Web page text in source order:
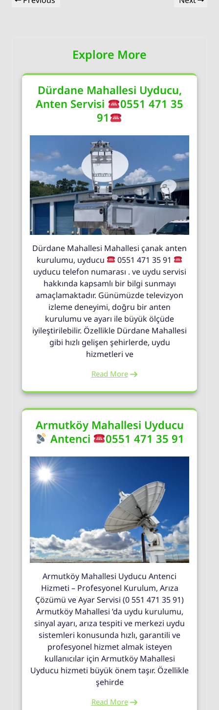
gezinmesi
Explore More
Dürdane Mahallesi Uyducu,
Anten Servisi
0551 471 35
91
Dürdane Mahallesi Mahallesi çanak anten
kurulumu, uyducu
0551 471 35 91
uyducu telefon numarası . ve uydu servisi
hakkında kapsamlı bir bilgi sunmayı
amaçlamaktadır. Günümüzde televizyon
izleme deneyimi, doğru bir anten
kurulumu ve ayarı ile büyük ölçüde
iyileştirilebilir. Özellikle Dürdane Mahallesi
gibi hızlı gelişen şehirlerde, uydu
hizmetleri ve
Read More
Armutköy Mahallesi Uyducu
Antenci
0551 471 35 91
Armutköy Mahallesi Uyducu Antenci
Hizmeti – Profesyonel Kurulum, Arıza
Çözümü ve Ayar Servisi (0 551 471 35 91)
Armutköy Mahallesi ’da uydu kurulumu,
sinyal ayarı, arıza tespiti ve merkezi uydu
sistemleri konusunda hızlı, garantili ve
profesyonel hizmet almak isteyen
kullanıcılar için Armutköy Mahallesi
Uyducu hizmeti büyük önem taşır. Özellikle
şehirde
Read More